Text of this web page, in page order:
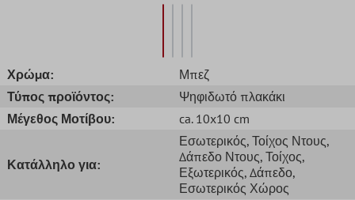
Χρώμα:
Μπεζ
Τύπος προϊόντος:
Ψηφιδωτό πλακάκι
Μέγεθος Μοτίβου:
ca. 10x10 cm
Κατάλληλο για:
Εσωτερικός, Τοίχος Ντους,
Δάπεδο Ντους, Τοίχος,
Εξωτερικός, Δάπεδο,
Εσωτερικός Χώρος